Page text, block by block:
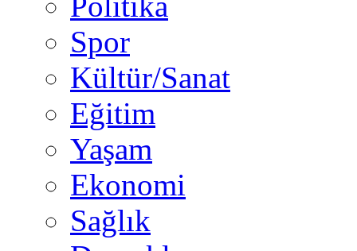
Spor
Kültür/Sanat
Eğitim
Yaşam
Ekonomi
Sağlık